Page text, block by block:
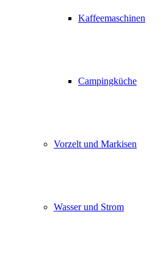
Kaffeemaschinen
Campingküche
Vorzelt und Markisen
Wasser und Strom